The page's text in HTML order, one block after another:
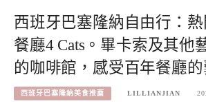
西班牙巴塞隆納自由行：
餐廳4 Cats。畢卡索及其他
的咖啡館，感受百年餐廳的
西班牙巴塞隆納美食推薦 LILLIANJIAN